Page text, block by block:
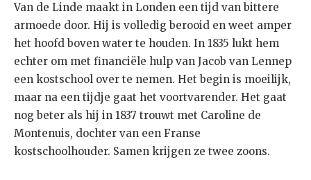
Van de Linde maakt in Londen een tijd van bittere
armoede door. Hij is volledig berooid en weet amper
het hoofd boven water te houden. In 1835 lukt hem
echter om met financiële hulp van Jacob van Lennep
een kostschool over te nemen. Het begin is moeilijk,
maar na een tijdje gaat het voortvarender. Het gaat
nog beter als hij in 1837 trouwt met Caroline de
Montenuis, dochter van een Franse
kostschoolhouder. Samen krijgen ze twee zoons.